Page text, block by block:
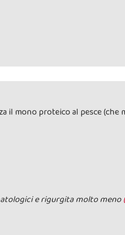
il mono proteico al pesce (che
e rigurgita molto meno